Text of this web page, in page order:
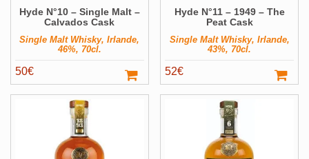
Pays Voir ▼
Producteur Voir ▼
Filter
Hyde N°10 – Single Malt –
Calvados Cask
Single Malt Whisky, Irlande,
46%, 70cl.
50€
Hyde N°11 – 1949 – The
Peat Cask
Single Malt Whisky, Irlande,
43%, 70cl.
52€